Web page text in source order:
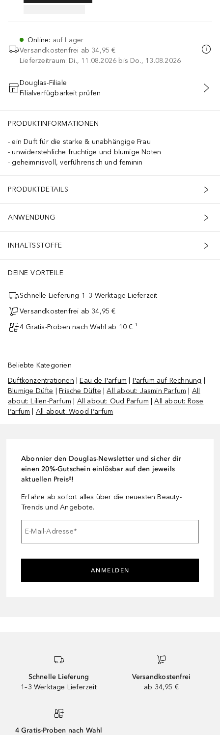
Online: auf Lager
Versandkostenfrei ab 34,95 €
Lieferzeitraum: Di., 11.08.2026 bis Do., 13.08.2026
IN DEN WARENKORB
Douglas-Filiale
Filialverfügbarkeit prüfen
PRODUKTINFORMATIONEN
ein Duft für die starke & unabhängige Frau
unwiderstehliche fruchtige und blumige Noten
geheimnisvoll, verführerisch und feminin
PRODUKTDETAILS
ANWENDUNG
INHALTSSTOFFE
DEINE VORTEILE
Schnelle Lieferung 1–3 Werktage Lieferzeit
Versandkostenfrei ab 34,95 €
4 Gratis-Proben nach Wahl ab 10 € ¹
Beliebte Kategorien
Duftkonzentrationen |Eau de Parfum Parfum auf Rechnung
Blumige Düfte |Frische Düfte |All about: Jasmin Parfum
All
about: Lilien-Parfum
All about: Oud Parfum |All about: Rose
Parfum
All about: Wood Parfum
Abonnier den Douglas-Newsletter und sicher dir
einen 20%-Gutschein einlösbar auf den jeweils
aktuellen Preis²!
Erfahre ab sofort alles über die neuesten Beauty-
Trends und Angebote.
E-Mail-Adresse*
ANMELDEN
Schnelle Lieferung
1–3 Werktage Lieferzeit
Versandkostenfrei
ab 34,95 €
4 Gratis-Proben nach Wahl